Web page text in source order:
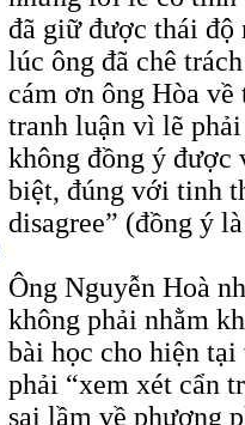
đã giữ được thái độ
lúc ông đã chê
cám ơn ông Hòa
tranh luận vì lẽ
không đồng ý được
biệt, đúng với tinh
disagree” (đồng ý
Ông Nguyễn Hoà
không phải nhằm
bài học cho hiện
phải “xem xét cẩn
sai lầm về phương